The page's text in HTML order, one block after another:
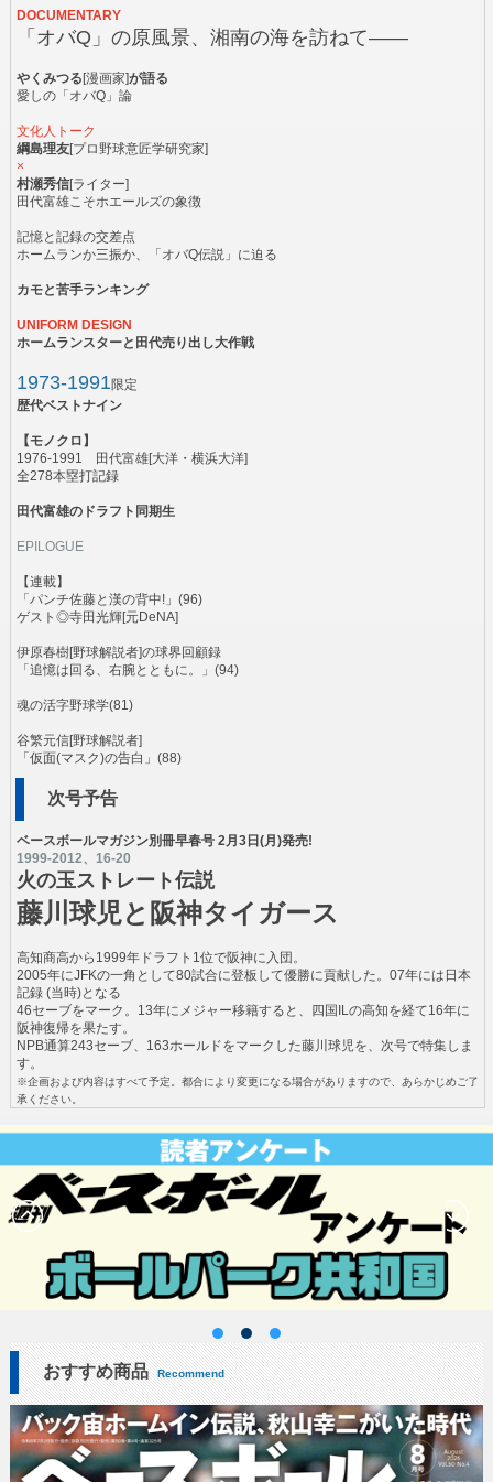
DOCUMENTARY
「オバQ」の原風景、湘南の海を訪ねて――
やくみつる [漫画家]が語る
愛しの「オバQ」論
文化人トーク
綱島理友[プロ野球意匠学研究家]
×
村瀬秀信[ライター]
田代富雄こそホエールズの象徴
記憶と記録の交差点
ホームランか三振か、「オバQ伝説」に迫る
カモと苦手ランキング
UNIFORM DESIGN
ホームランスターと田代売り出し大作戦
1973-1991限定
歴代ベストナイン
【モノクロ】
1976-1991 田代富雄[大洋・横浜大洋]
全278本塁打記録
田代富雄のドラフト同期生
EPILOGUE
【連載】
「パンチ佐藤と漢の背中!」(96)
ゲスト◎寺田光輝[元DeNA]
伊原春樹[野球解説者]の球界回顧録
「追憶は回る、右腕とともに。」(94)
魂の活字野球学(81)
谷繁元信[野球解説者]
「仮面(マスク)の告白」(88)
次号予告
ベースボールマガジン別冊早春号 2月3日(月)発売!
1999-2012、16-20
火の玉ストレート伝説
藤川球児と阪神タイガース
高知商高から1999年ドラフト1位で阪神に入団。
2005年にJFKの一角として80試合に登板して優勝に貢献した。07年には日本
記録 (当時)となる
46セーブをマーク。13年にメジャー移籍すると、四国ILの高知を経て16年に
阪神復帰を果たす。
NPB通算243セーブ、163ホールドをマークした藤川球児を、次号で特集しま
す。
※企画および内容はすべて予定。都合により変更になる場合がありますので、あらかじめご了
承ください。
おすすめ商品 Recommend